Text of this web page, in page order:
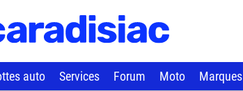
auto Services Forum Moto Marques